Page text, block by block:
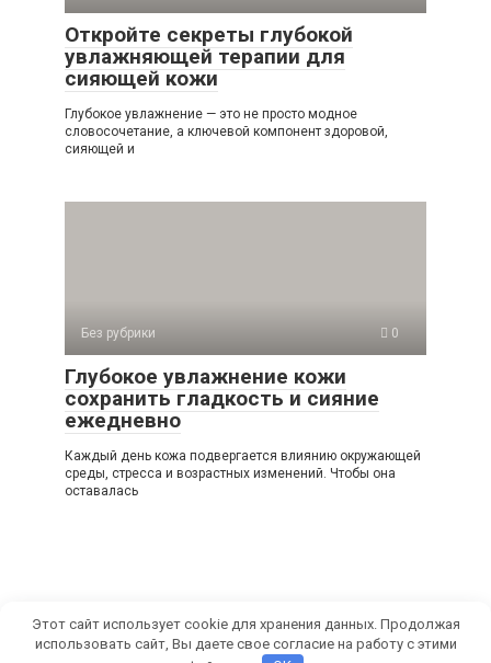
Откройте секреты глубокой
увлажняющей терапии для
сияющей кожи
Глубокое увлажнение — это не просто модное
словосочетание, а ключевой компонент здоровой,
сияющей и
Без рубрики 0
Глубокое увлажнение кожи
сохранить гладкость и сияние
ежедневно
Каждый день кожа подвергается влиянию окружающей
среды, стресса и возрастных изменений. Чтобы она
оставалась
© 2026 СамРуками
Этот сайт использует cookie для хранения данных. Продолжая
использовать сайт, Вы даете свое согласие на работу с этими